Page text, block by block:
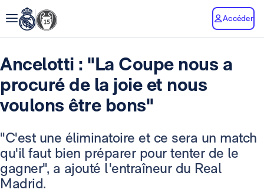
Accéder
Ancelotti : "La Coupe nous a
procuré de la joie et nous
voulons être bons"
"C'est une éliminatoire et ce sera un match
qu'il faut bien préparer pour tenter de le
gagner", a ajouté l'entraîneur du Real
Madrid.